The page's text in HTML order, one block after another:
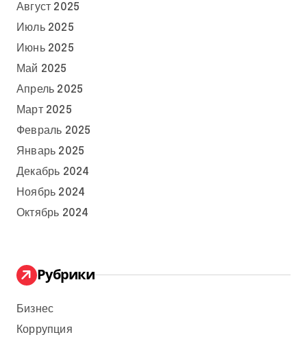
Август 2025
Июль 2025
Июнь 2025
Май 2025
Апрель 2025
Март 2025
Февраль 2025
Январь 2025
Декабрь 2024
Ноябрь 2024
Октябрь 2024
Рубрики
Бизнес
Коррупция